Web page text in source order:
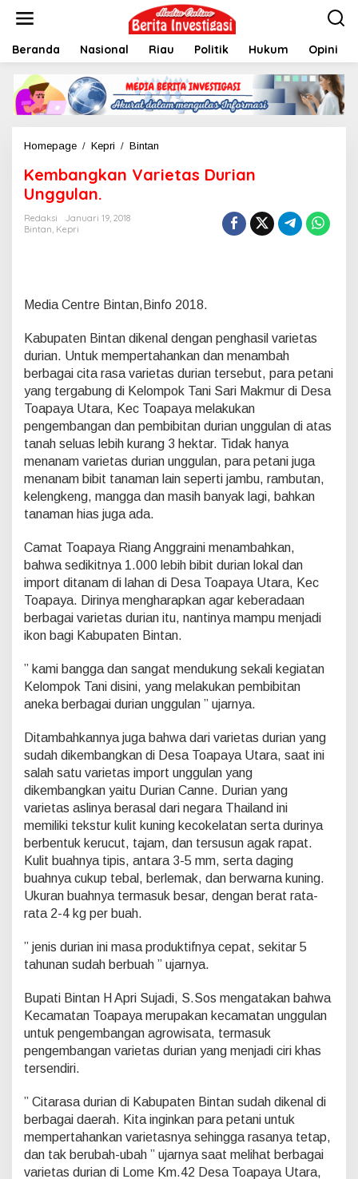
t
Beranda Nasional Riau Politik Hukum Opini
Homepage / Kepri / Bintan
m
a
i
t
a
s
D
u
r
i
a
n
U
u
l
a
.
Kembangkan Varietas Durian
Unggulan.
Redaksi
Januari 19, 2018
Bintan, Kepri
Media Centre Bintan,Binfo 2018.
Kabupaten Bintan dikenal dengan penghasil varietas
durian. Untuk mempertahankan dan menambah
berbagai cita rasa varietas durian tersebut, para petani
yang tergabung di Kelompok Tani Sari Makmur di Desa
Toapaya Utara, Kec Toapaya melakukan
pengembangan dan pembibitan durian unggulan di atas
tanah seluas lebih kurang 3 hektar. Tidak hanya
menanam varietas durian unggulan, para petani juga
menanam bibit tanaman lain seperti jambu, rambutan,
kelengkeng, mangga dan masih banyak lagi, bahkan
tanaman hias juga ada.
Camat Toapaya Riang Anggraini menambahkan,
bahwa sedikitnya 1.000 lebih bibit durian lokal dan
import ditanam di lahan di Desa Toapaya Utara, Kec
Toapaya. Dirinya mengharapkan agar keberadaan
berbagai varietas durian itu, nantinya mampu menjadi
ikon bagi Kabupaten Bintan.
” kami bangga dan sangat mendukung sekali kegiatan
Kelompok Tani disini, yang melakukan pembibitan
aneka berbagai durian unggulan ” ujarnya.
Ditambahkannya juga bahwa dari varietas durian yang
sudah dikembangkan di Desa Toapaya Utara, saat ini
salah satu varietas import unggulan yang
dikembangkan yaitu Durian Canne. Durian yang
varietas aslinya berasal dari negara Thailand ini
memiliki tekstur kulit kuning kecokelatan serta durinya
berbentuk kerucut, tajam, dan tersusun agak rapat.
Kulit buahnya tipis, antara 3-5 mm, serta daging
buahnya cukup tebal, berlemak, dan berwarna kuning.
Ukuran buahnya termasuk besar, dengan berat rata-
rata 2-4 kg per buah.
” jenis durian ini masa produktifnya cepat, sekitar 5
tahunan sudah berbuah ” ujarnya.
Bupati Bintan H Apri Sujadi, S.Sos mengatakan bahwa
Kecamatan Toapaya merupakan kecamatan unggulan
untuk pengembangan agrowisata, termasuk
pengembangan varietas durian yang menjadi ciri khas
tersendiri.
” Citarasa durian di Kabupaten Bintan sudah dikenal di
berbagai daerah. Kita inginkan para petani untuk
mempertahankan varietasnya sehingga rasanya tetap,
dan tak berubah-ubah ” ujarnya saat melihat berbagai
varietas durian di Lome Km.42 Desa Toapaya Utara,